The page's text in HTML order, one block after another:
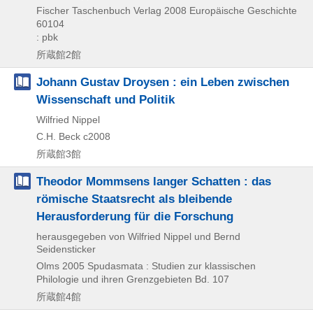
Fischer Taschenbuch Verlag 2008 Europäische Geschichte
60104
: pbk
所蔵館2館
Johann Gustav Droysen : ein Leben zwischen
Wissenschaft und Politik
Wilfried Nippel
C.H. Beck c2008
所蔵館3館
Theodor Mommsens langer Schatten : das
römische Staatsrecht als bleibende
Herausforderung für die Forschung
herausgegeben von Wilfried Nippel und Bernd
Seidensticker
Olms 2005 Spudasmata : Studien zur klassischen
Philologie und ihren Grenzgebieten Bd. 107
所蔵館4館